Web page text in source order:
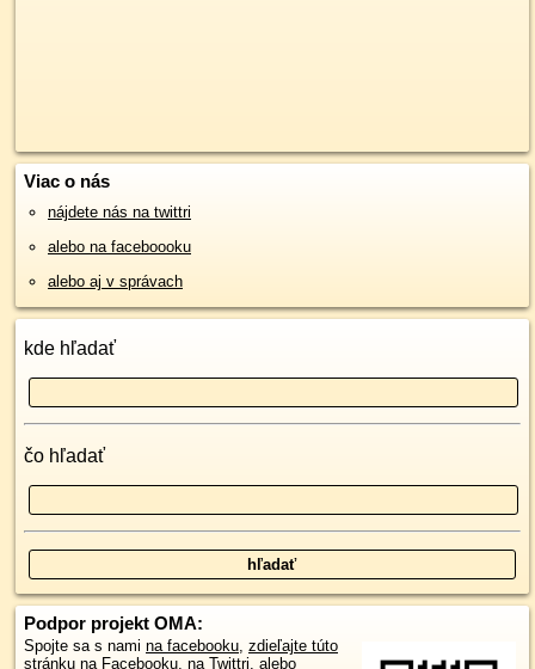
Viac o nás
nájdete nás na twittri
alebo na faceboooku
alebo aj v správach
kde hľadať
čo hľadať
Podpor projekt OMA:
Spojte sa s nami na facebooku, zdieľajte túto
stránku na Facebooku, na Twittri, alebo